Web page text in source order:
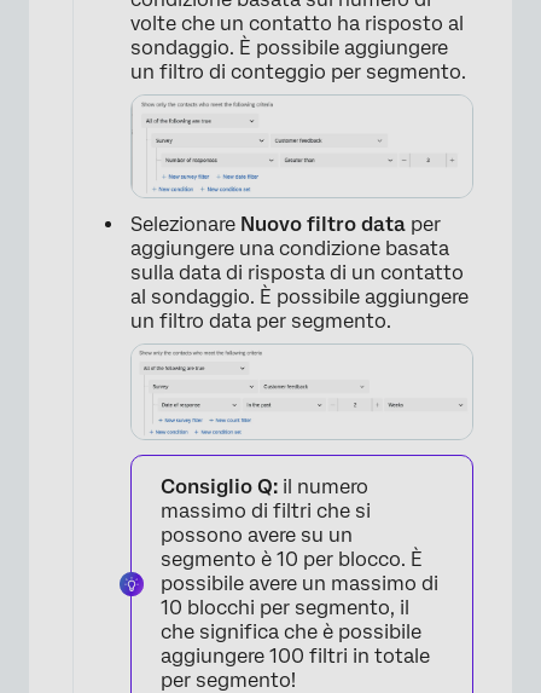
volte che un contatto ha risposto al
sondaggio. È possibile aggiungere
un filtro di conteggio per segmento.
Selezionare Nuovo filtro data per
aggiungere una condizione basata
sulla data di risposta di un contatto
al sondaggio. È possibile aggiungere
un filtro data per segmento.
Consiglio Q: il numero
massimo di filtri che si
possono avere su un
segmento è 10 per blocco. È
possibile avere un massimo di
10 blocchi per segmento, il
che significa che è possibile
aggiungere 100 filtri in totale
per segmento!